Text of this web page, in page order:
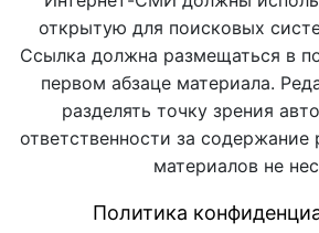
открытую для поисковых
Ссылка должна размещаться в
первом абзаце материала.
разделять точку зрения
ответственности за
материалов не
Политика